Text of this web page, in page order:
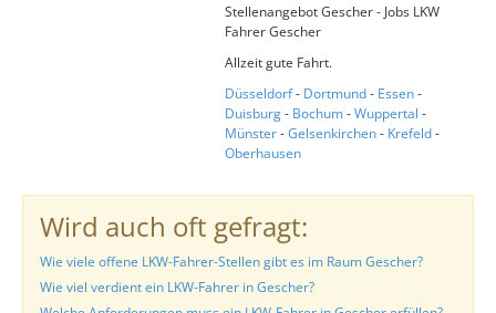
Stellenangebot Gescher - Jobs LKW
Fahrer Gescher
Allzeit gute Fahrt.
Düsseldorf- Dortmund- Essen-
Duisburg- Bochum-Wuppertal -
Münster-Gelsenkirchen- Krefeld-
Oberhausen
Wird auch oft gefragt:
Wie viele offene LKW-Fahrer-Stellen gibt es im Raum Gescher?
Wie viel verdient ein LKW-Fahrer in Gescher?